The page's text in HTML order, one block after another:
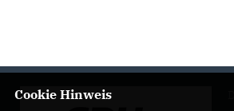
Cookie Hinweis